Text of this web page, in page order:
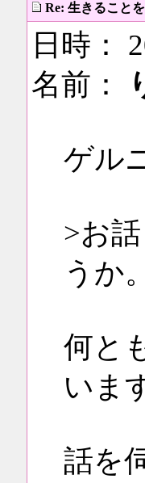
Re: 生きること
日時：
名前：
ゲル
>お
うか。
何と
いま
話を